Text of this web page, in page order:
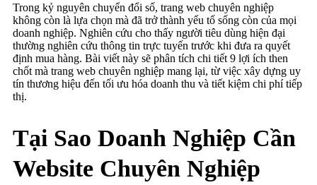
Trong kỷ nguyên chuyển đổi số, trang web chuyên nghiệp
không còn là lựa chọn mà đã trở thành yếu tố sống còn của mọi
doanh nghiệp. Nghiên cứu cho thấy người tiêu dùng hiện đại
thường nghiên cứu thông tin trực tuyến trước khi đưa ra quyết
định mua hàng. Bài viết này sẽ phân tích chi tiết 9 lợi ích then
chốt mà trang web chuyên nghiệp mang lại, từ việc xây dựng uy
tín thương hiệu đến tối ưu hóa doanh thu và tiết kiệm chi phí tiếp
thị.
Tại Sao Doanh Nghiệp Cần
Website Chuyên Nghiệp